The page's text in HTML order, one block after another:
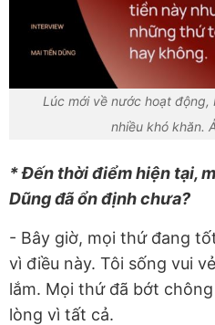
Lúc mới về nước hoạt
nhiều khó khăn.
* Đến thời điểm hiện tại,
Dũng đã ổn định chưa?
- Bây giờ, mọi thứ đang
vì điều này. Tôi sống vui
lắm. Mọi thứ đã bớt
lòng vì tất cả.